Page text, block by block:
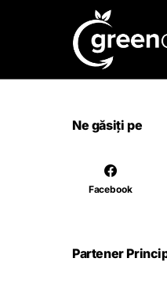
Ne găsiți pe
Facebook
Partener